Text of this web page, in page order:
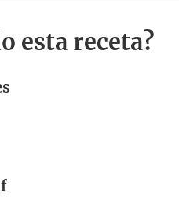
esta receta?